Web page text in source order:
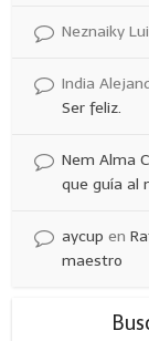
Neznaiky
India
Ser feliz.
Nem Alma
que guía al
aycup en
maestro